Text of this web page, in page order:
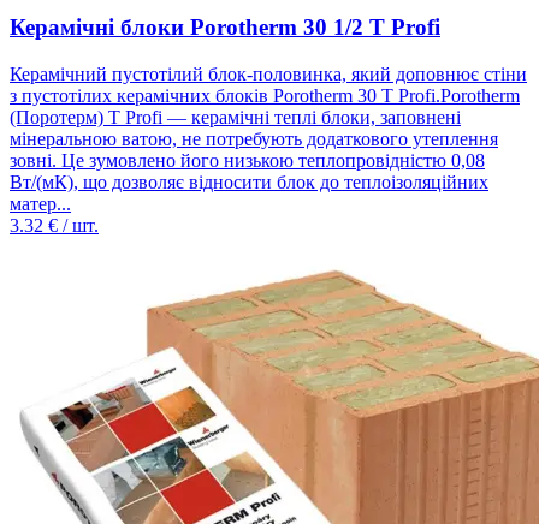
Керамічні блоки Porotherm 30 1/2 T Profi
Керамічний пустотілий блок-половинка, який доповнює стіни
з пустотілих керамічних блоків Porotherm 30 T Profi.Porotherm
(Поротерм) T Profi — керамічні теплі блоки, заповнені
мінеральною ватою, не потребують додаткового утеплення
зовні. Це зумовлено його низькою теплопровідністю 0,08
Вт/(мК), що дозволяє відносити блок до теплоізоляційних
матер...
3.32 € / шт.